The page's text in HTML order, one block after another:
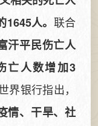
人。 联合
汗平民伤亡人
亡人数增加3
界银行指出，
情、干旱、社